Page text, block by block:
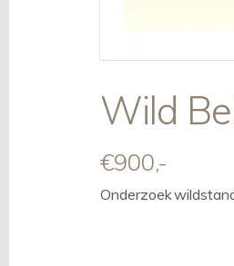
Wild
€900,-
Onderzoek